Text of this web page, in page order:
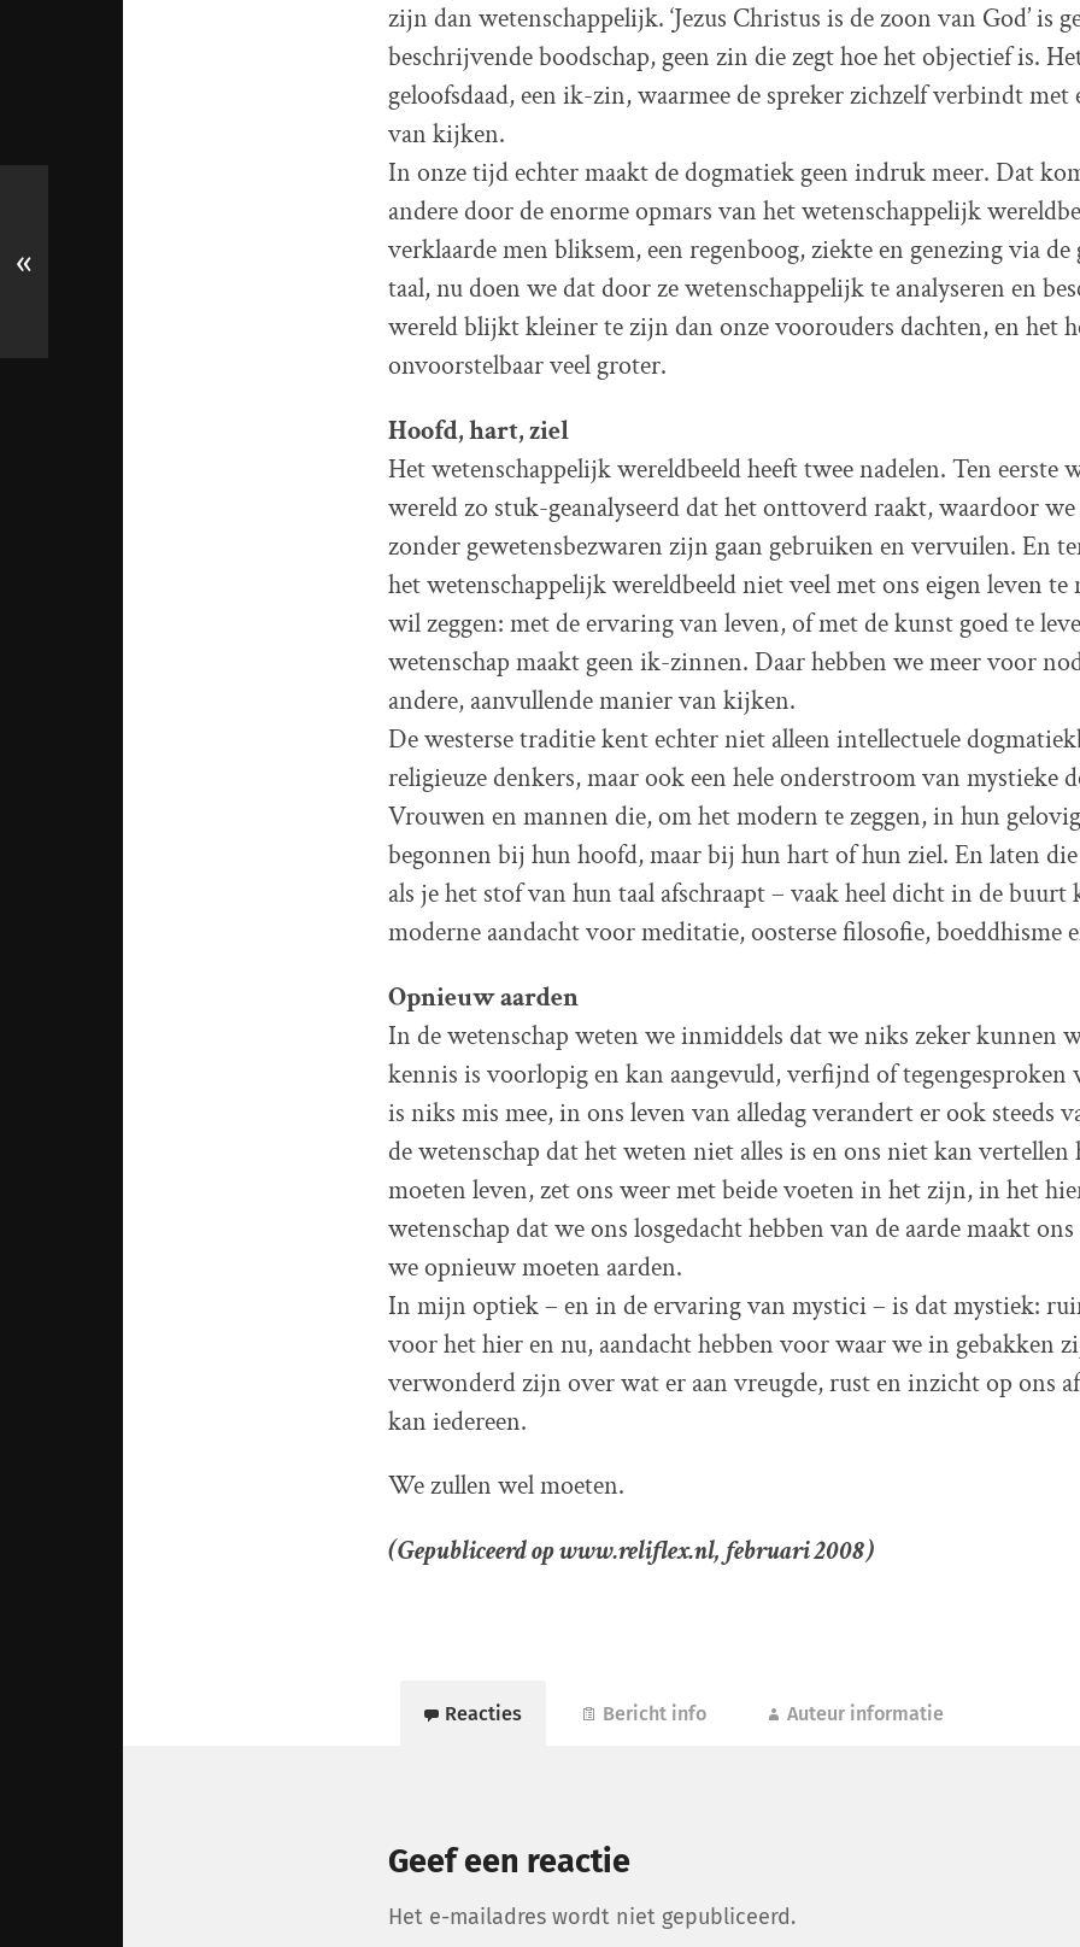
zijn dan wetenschappelijk. ‘Jezus Christus is de zoon van God’ is
beschrijvende boodschap, geen zin die zegt hoe het objectief is.
geloofsdaad, een ik-zin, waarmee de spreker zichzelf verbindt met
van kijken.
In onze tijd echter maakt de dogmatiek geen indruk meer. Dat
andere door de enorme opmars van het wetenschappelijk
verklaarde men bliksem, een regenboog, ziekte en genezing via de
taal, nu doen we dat door ze wetenschappelijk te analyseren en
wereld blijkt kleiner te zijn dan onze voorouders dachten, en het
onvoorstelbaar veel groter.
Hoofd, hart, ziel
Het wetenschappelijk wereldbeeld heeft twee nadelen. Ten eerste
wereld zo stuk-geanalyseerd dat het onttoverd raakt, waardoor we
zonder gewetensbezwaren zijn gaan gebruiken en vervuilen. En
het wetenschappelijk wereldbeeld niet veel met ons eigen leven te
wil zeggen: met de ervaring van leven, of met de kunst goed te
wetenschap maakt geen ik-zinnen. Daar hebben we meer voor
andere, aanvullende manier van kijken.
De westerse traditie kent echter niet alleen intellectuele
religieuze denkers, maar ook een hele onderstroom van mystieke
Vrouwen en mannen die, om het modern te zeggen, in hun
begonnen bij hun hoofd, maar bij hun hart of hun ziel. En laten
als je het stof van hun taal afschraapt – vaak heel dicht in de buurt
moderne aandacht voor meditatie, oosterse filosofie, boeddhisme
Opnieuw aarden
In de wetenschap weten we inmiddels dat we niks zeker kunnen
kennis is voorlopig en kan aangevuld, verfijnd of tegengesproken
is niks mis mee, in ons leven van alledag verandert er ook steeds
de wetenschap dat het weten niet alles is en ons niet kan vertellen
moeten leven, zet ons weer met beide voeten in het zijn, in het
wetenschap dat we ons losgedacht hebben van de aarde maakt
we opnieuw moeten aarden.
In mijn optiek – en in de ervaring van mystici – is dat mystiek:
voor het hier en nu, aandacht hebben voor waar we in gebakken
verwonderd zijn over wat er aan vreugde, rust en inzicht op ons
kan iedereen.
We zullen wel moeten.
(Gepubliceerd op www.reliflex.nl, februari 2008)
Reacties Bericht info Auteur informatie
Geef een reactie
Het e-mailadres wordt niet gepubliceerd.
«